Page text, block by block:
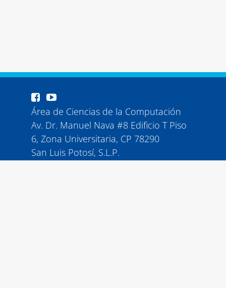
Área de Ciencias de la Computación
Av. Dr. Manuel Nava #8 Edificio T Piso
6, Zona Universitaria, CP 78290
San Luis Potosí, S.L.P.